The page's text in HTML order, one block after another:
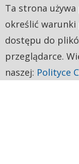
Ta strona
określić
dostępu do
przeglądarce.
naszej: Polityce